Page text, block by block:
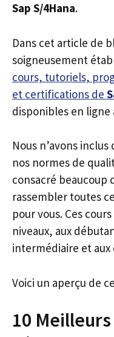
Sap S/4Hana.
Dans cet article de
soigneusement
cours, tutoriels,
et certifications de
disponibles en
Nous n’avons
nos normes de
consacré beaucoup
rassembler toutes
pour vous. Ces
niveaux, aux
intermédiaire et aux
Voici un aperçu de
10